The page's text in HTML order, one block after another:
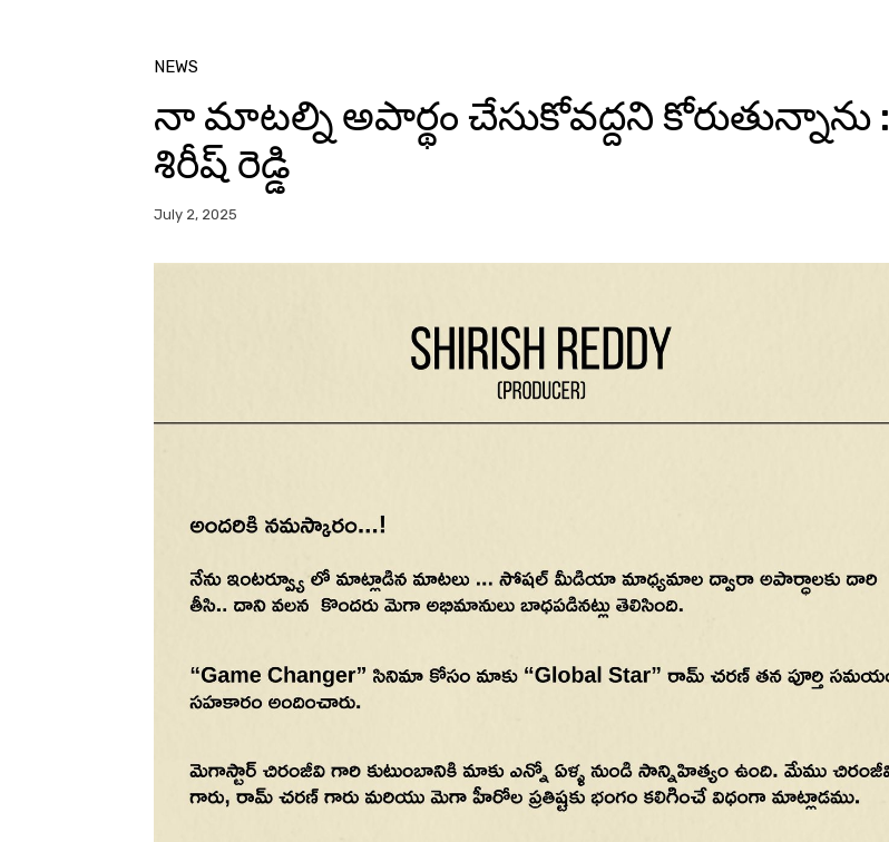
NEWS
నా మాటల్ని అపార్థం చేసుకోవద్దని కోరుతున్నాను :
శిరీష్ రెడ్డి
July 2, 2025